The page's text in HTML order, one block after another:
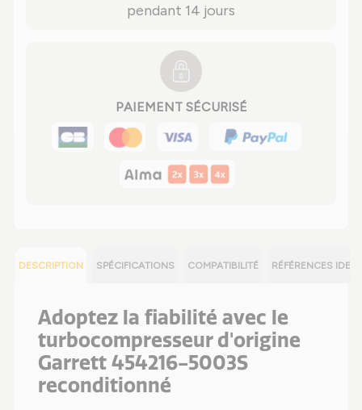
pendant 14 jours
PAIEMENT SÉCURISÉ
DESCRIPTION SPÉCIFICATIONS COMPATIBILITÉ RÉFÉRENCES
Adoptez la fiabilité avec le
turbocompresseur d'origine
Garrett 454216-5003S
reconditionné